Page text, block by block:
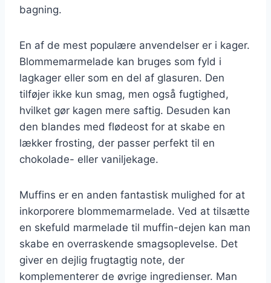
bagning.
En af de mest populære anvendelser er i kager.
Blommemarmelade kan bruges som fyld i
lagkager eller som en del af glasuren. Den
tilføjer ikke kun smag, men også fugtighed,
hvilket gør kagen mere saftig. Desuden kan
den blandes med flødeost for at skabe en
lækker frosting, der passer perfekt til en
chokolade- eller vaniljekage.
Muffins er en anden fantastisk mulighed for at
inkorporere blommemarmelade. Ved at tilsætte
en skefuld marmelade til muffin-dejen kan man
skabe en overraskende smagsoplevelse. Det
giver en dejlig frugtagtig note, der
komplementerer de øvrige ingredienser. Man